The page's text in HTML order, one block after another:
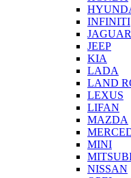
INFINITI
JAGUAR
JEEP
KIA
LADA
LAND
LEXUS
LIFAN
MAZDA
MINI
NISSAN